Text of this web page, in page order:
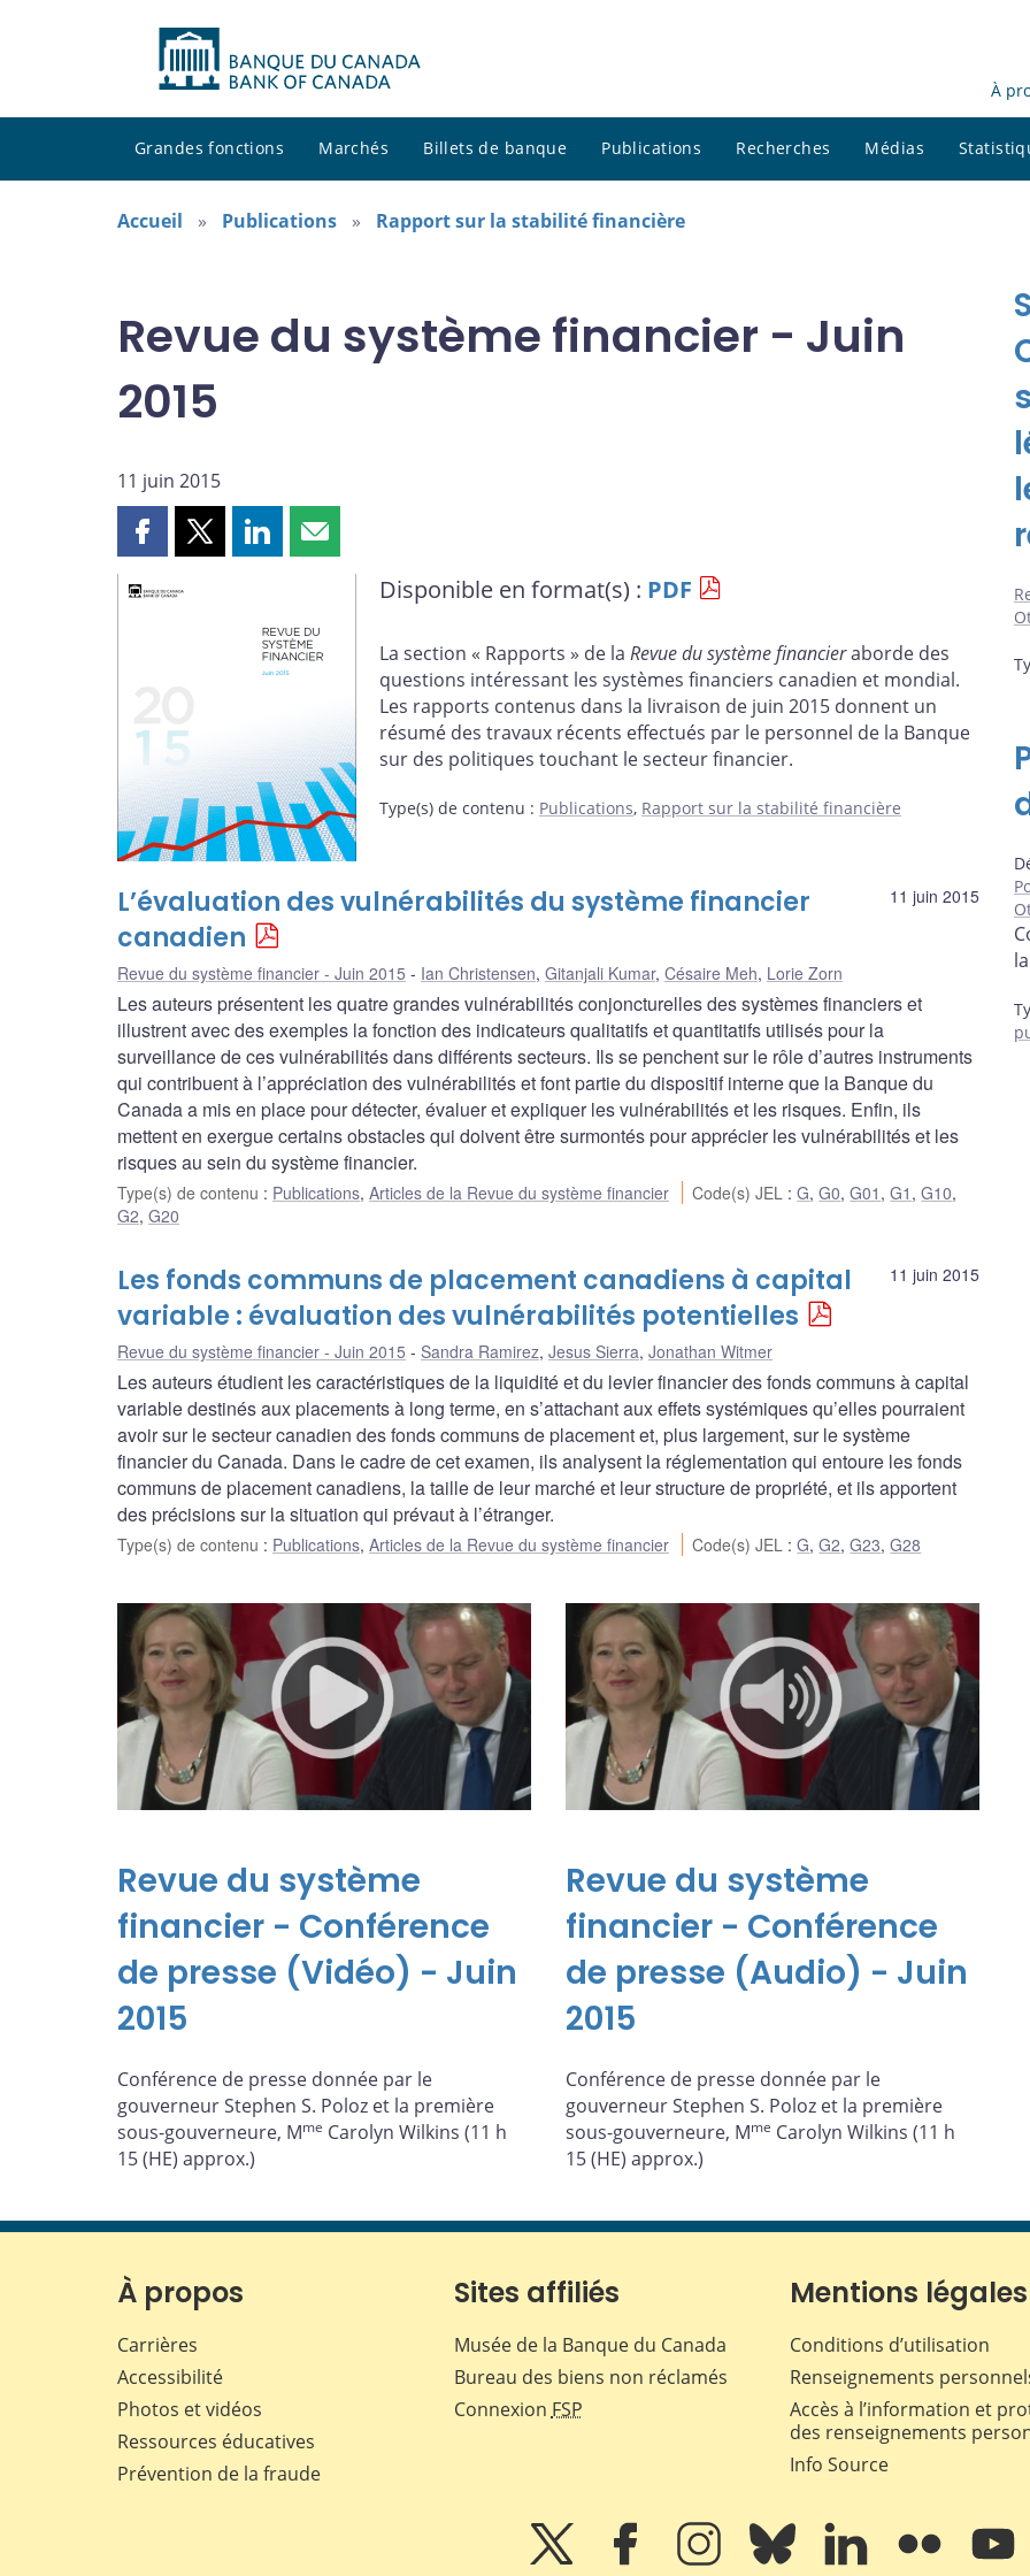
À
Grandes fonctions Marchés Billets de banque Publications Recherches Médias
Accueil Publications Rapport sur la stabilité financière
Revue du système financier - Juin
2015
11 juin 2015
Partager
page
PartagerPartager
sur
LinkedIn
Partager
cette
par
courriel
Disponible en format(s) : PDF
La section « Rapports » de la Revue du système financieraborde des
questions intéressant les systèmes financiers canadien et mondial.
Les rapports contenus dans la livraison de juin 2015 donnent un
résumé des travaux récents effectués par le personnel de la Banque
sur des politiques touchant le secteur financier.
Type(s) de contenu : Publications, Rapport sur la stabilité financière
11 juin 2015
L’évaluation des vulnérabilités du système financier
canadien
Revue du système financier - Juin 2015 Ian Christensen, Gitanjali Kumar, Césaire Meh, Lorie Zorn
Les auteurs présentent les quatre grandes vulnérabilités conjoncturelles des systèmes financiers et
illustrent avec des exemples la fonction des indicateurs qualitatifs et quantitatifs utilisés pour la
surveillance de ces vulnérabilités dans différents secteurs. Ils se penchent sur le rôle d’autres instruments
qui contribuent à l’appréciation des vulnérabilités et font partie du dispositif interne que la Banque du
Canada a mis en place pour détecter, évaluer et expliquer les vulnérabilités et les risques. Enfin, ils
mettent en exergue certains obstacles qui doivent être surmontés pour apprécier les vulnérabilités et les
risques au sein du système financier.
Type(s) de contenu : Publications, Articles de la Revue du système financier Code(s) JEL :G,G0,G01 ,G1 ,G10,
G2, G20
11 juin 2015
Les fonds communs de placement canadiens à capital
variable : évaluation des vulnérabilités potentielles
Revue du système financier - Juin 2015 Sandra Ramirez, Jesus Sierra, Jonathan Witmer
Les auteurs étudient les caractéristiques de la liquidité et du levier financier des fonds communs à capital
variable destinés aux placements à long terme, en s’attachant aux effets systémiques qu’elles pourraient
avoir sur le secteur canadien des fonds communs de placement et, plus largement, sur le système
financier du Canada. Dans le cadre de cet examen, ils analysent la réglementation qui entoure les fonds
communs de placement canadiens, la taille de leur marché et leur structure de propriété, et ils apportent
des précisions sur la situation qui prévaut à l’étranger.
Type(s) de contenu : Publications, Articles de la Revue du système financier Code(s) JEL :G,G2,G23,G28
la
Revue du système
financier - Conférence
de presse (Vidéo) - Juin
2015
Conférence de presse donnée par le
gouverneur Stephen S. Poloz et la première
sous-gouverneure, Mme Carolyn Wilkins (11 h
15 (HE) approx.)
Revue du système
financier - Conférence
de presse (Audio) - Juin
2015
Conférence de presse donnée par le
gouverneur Stephen S. Poloz et la première
sous-gouverneure, Mme Carolyn Wilkins (11 h
15 (HE) approx.)
À propos
Carrières
Accessibilité
Photos et vidéos
Ressources éducatives
Prévention de la fraude
Sites affiliés
Musée de la Banque du Canada
Bureau des biens non réclamés
Connexion FSP
Mentions légales
Conditions d’utilisation
Renseignements
Accès à l’information et
des renseignements
Info Source